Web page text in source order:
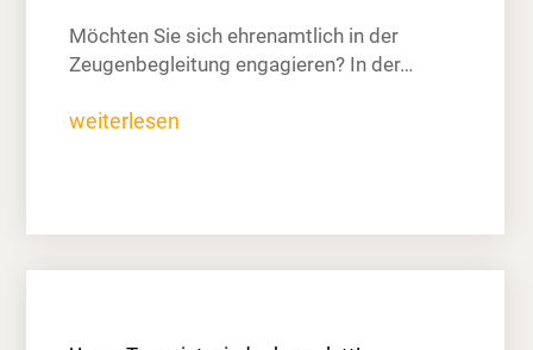
Möchten Sie sich ehrenamtlich in der
Zeugenbegleitung engagieren? In der…
weiterlesen